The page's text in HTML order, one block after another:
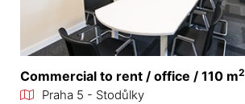
Commercial to rent / office / 110 m2
Praha 5 - Stodůlky